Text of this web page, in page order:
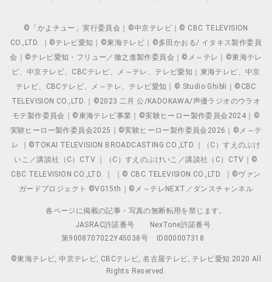
©「かよチュー」実行委員会｜©中京テレビ｜© CBC TELEVISION
CO.,LTD. ｜©テレビ愛知｜©東海テレビ｜©多田かおる/ イタキス製作委員
会｜©テレビ愛知・フリュー／徹之進製作委員会｜©メ～テレ｜©東海テレ
ビ、中京テレビ、CBCテレビ、メ～テレ、テレビ愛知｜東海テレビ、中京
テレビ、CBCテレビ、メ～テレ、テレビ愛知｜© Studio Ghibli｜©CBC
TELEVISION CO.,LTD.｜©2023 二月 公/KADOKAWA/声優ラジオのウラオ
モテ製作委員会｜©東海テレビ事業｜©実験ヒーロー製作委員会2024｜©
実験ヒーロー製作委員会2025｜©実験ヒーロー製作委員会2026｜©メ～テ
レ ｜©TOKAI TELEVISION BROADCASTING CO.,LTD.｜（C）すえのぶけ
いこ／講談社（C）CTV ｜（C）すえのぶけいこ／講談社（C）CTV｜©
CBC TELEVISION CO.,LTD. ｜ ｜© CBC TELEVISION CO.,LTD. ｜©ヴァン
ガードプロジェクト ©VG15th｜©メ～テレNEXT／ダンスチャンネル
各ページに掲載の記事・写真の無断転用を禁じます。
JASRAC許諾番号
NexTone許諾番号
第9008707022Y45038号
ID000007318
©東海テレビ, 中京テレビ, CBCテレビ, 名古屋テレビ, テレビ愛知 2020 All
Rights Reserved.